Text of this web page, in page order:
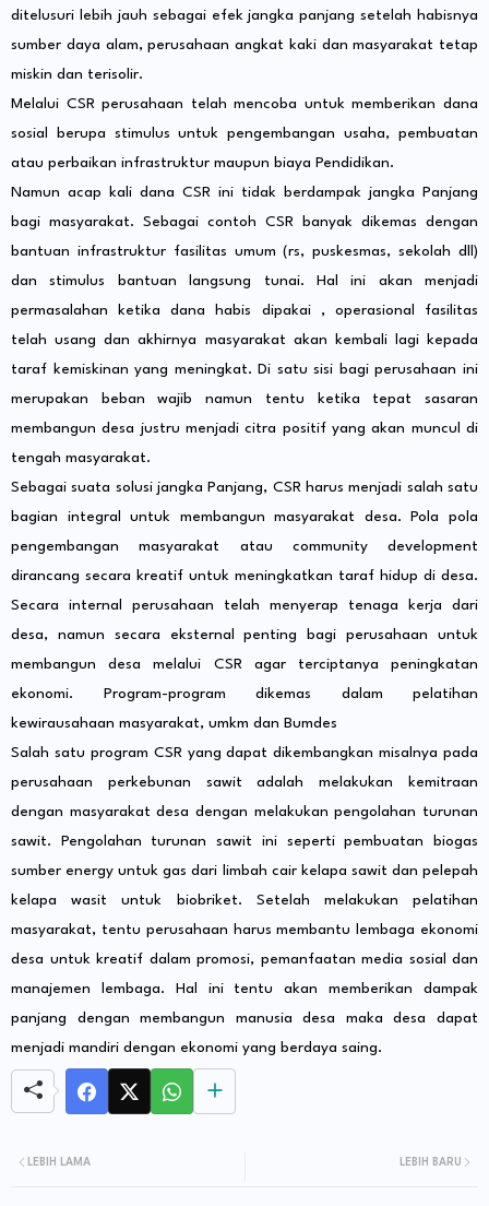
ditelusuri lebih jauh sebagai efek jangka panjang setelah habisnya
sumber daya alam, perusahaan angkat kaki dan masyarakat tetap
miskin dan terisolir.
Melalui CSR perusahaan telah mencoba untuk memberikan dana
sosial berupa stimulus untuk pengembangan usaha, pembuatan
atau perbaikan infrastruktur maupun biaya Pendidikan.
Namun acap kali dana CSR ini tidak berdampak jangka Panjang
bagi masyarakat. Sebagai contoh CSR banyak dikemas dengan
bantuan infrastruktur fasilitas umum (rs, puskesmas, sekolah dll)
dan stimulus bantuan langsung tunai. Hal ini akan menjadi
permasalahan ketika dana habis dipakai , operasional fasilitas
telah usang dan akhirnya masyarakat akan kembali lagi kepada
taraf kemiskinan yang meningkat. Di satu sisi bagi perusahaan ini
merupakan beban wajib namun tentu ketika tepat sasaran
membangun desa justru menjadi citra positif yang akan muncul di
tengah masyarakat.
Sebagai suata solusi jangka Panjang, CSR harus menjadi salah satu
bagian integral untuk membangun masyarakat desa. Pola pola
pengembangan masyarakat atau community development
dirancang secara kreatif untuk meningkatkan taraf hidup di desa.
Secara internal perusahaan telah menyerap tenaga kerja dari
desa, namun secara eksternal penting bagi perusahaan untuk
membangun desa melalui CSR agar terciptanya peningkatan
ekonomi. Program-program dikemas dalam pelatihan
kewirausahaan masyarakat, umkm dan Bumdes
Salah satu program CSR yang dapat dikembangkan misalnya pada
perusahaan perkebunan sawit adalah melakukan kemitraan
dengan masyarakat desa dengan melakukan pengolahan turunan
sawit. Pengolahan turunan sawit ini seperti pembuatan biogas
sumber energy untuk gas dari limbah cair kelapa sawit dan pelepah
kelapa wasit untuk biobriket. Setelah melakukan pelatihan
masyarakat, tentu perusahaan harus membantu lembaga ekonomi
desa untuk kreatif dalam promosi, pemanfaatan media sosial dan
manajemen lembaga. Hal ini tentu akan memberikan dampak
panjang dengan membangun manusia desa maka desa dapat
menjadi mandiri dengan ekonomi yang berdaya saing.
LEBIH BARU
LEBIH LAMA